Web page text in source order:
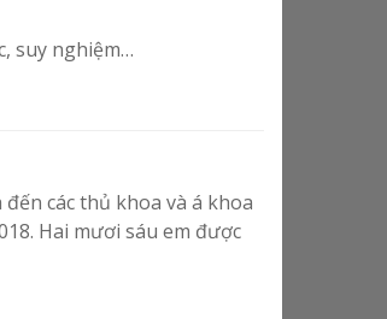
suy nghiệm…
các thủ khoa và á khoa
Hai mươi sáu em được